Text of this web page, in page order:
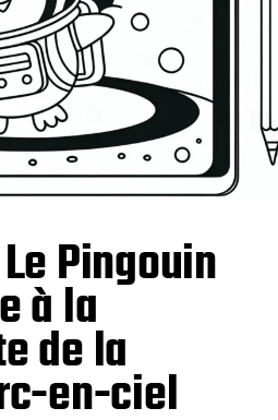
Pingouin
à la
de la
en-ciel